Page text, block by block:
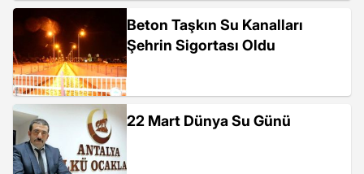
Beton Taşkın Su Kanalları
Şehrin Sigortası Oldu
22 Mart Dünya Su Günü